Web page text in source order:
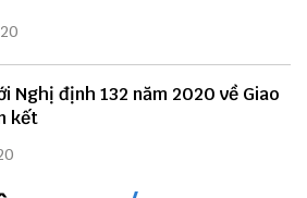
Nghị định 132 năm 2020 về Giao
kết